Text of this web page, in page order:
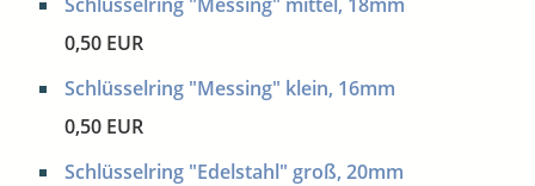
0,50 EUR
Schlüsselring "Messing" klein, 16mm
0,50 EUR
Schlüsselring "Edelstahl" groß, 20mm